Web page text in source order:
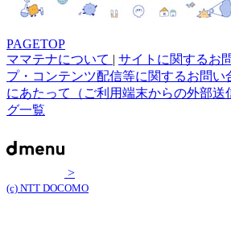
PAGETOP
ママテナについて | サイトに関するお
プ・コンテンツ配信等に関するお問い
にあたって（ご利用端末からの外部送
グ一覧
>
(c) NTT DOCOMO